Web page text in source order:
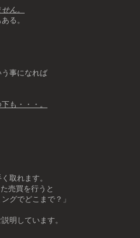
ん。
る。
う事になれば
も・・・。
取れます。
売買を行うと
グでどこまで？」
明しています。